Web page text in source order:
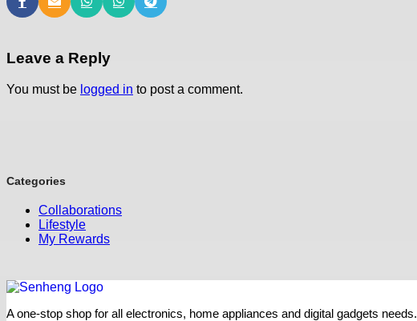
Leave a Reply
You must be logged in to post a comment.
Categories
Collaborations
Lifestyle
My Rewards
Recent Comments
A one-stop shop for all electronics, home appliances and digital gadgets needs.